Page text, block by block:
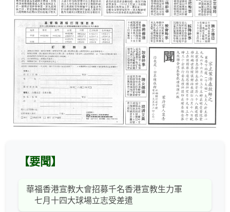
【要聞】
華福香港宣教大會招募千名香港宣教生力軍
七月十四大球場立志受差遣